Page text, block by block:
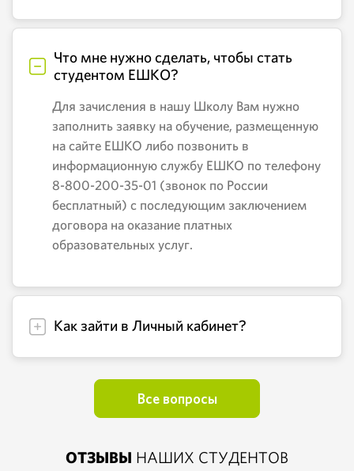
Что мне нужно сделать, чтобы стать
студентом ЕШКО?
Для зачисления в нашу Школу Вам нужно
заполнить заявку на обучение, размещенную
на сайте ЕШКО либо позвонить в
информационную службу ЕШКО по телефону
8-800-200-35-01 (звонок по России
бесплатный) с последующим заключением
договора на оказание платных
образовательных услуг.
Как зайти в Личный кабинет?
Все вопросы
ОТЗЫВЫ НАШИХ СТУДЕНТОВ